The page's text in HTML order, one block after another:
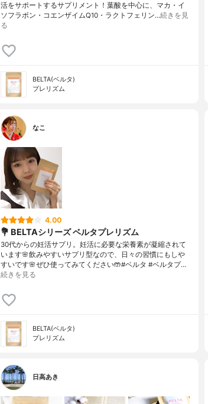
活をサポートするサプリメント！葉酸を中心に、マカ・イ
ソフラボン・コエンザイムQ10・ラクトフェリン…続きを見
る
BELTA(ベルタ)
プレリズム
なこ
4.00
💐 BELTAシリーズ ベルタプレリズム
30代からの妊活サプリ。妊活に必要な栄養素が凝縮されて
います🌸飲みやすいサプリ型なので、日々の習慣にもしや
すいです🌸ぜひ使ってみてください🤲#ベルタ #ベルタプ…
続きを見る
BELTA(ベルタ)
プレリズム
日高あき